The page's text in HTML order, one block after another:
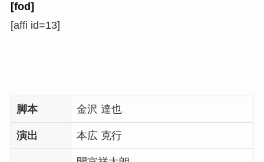
[fod]
[affi id=13]
脚本 金沢 達也
演出 本広 克行